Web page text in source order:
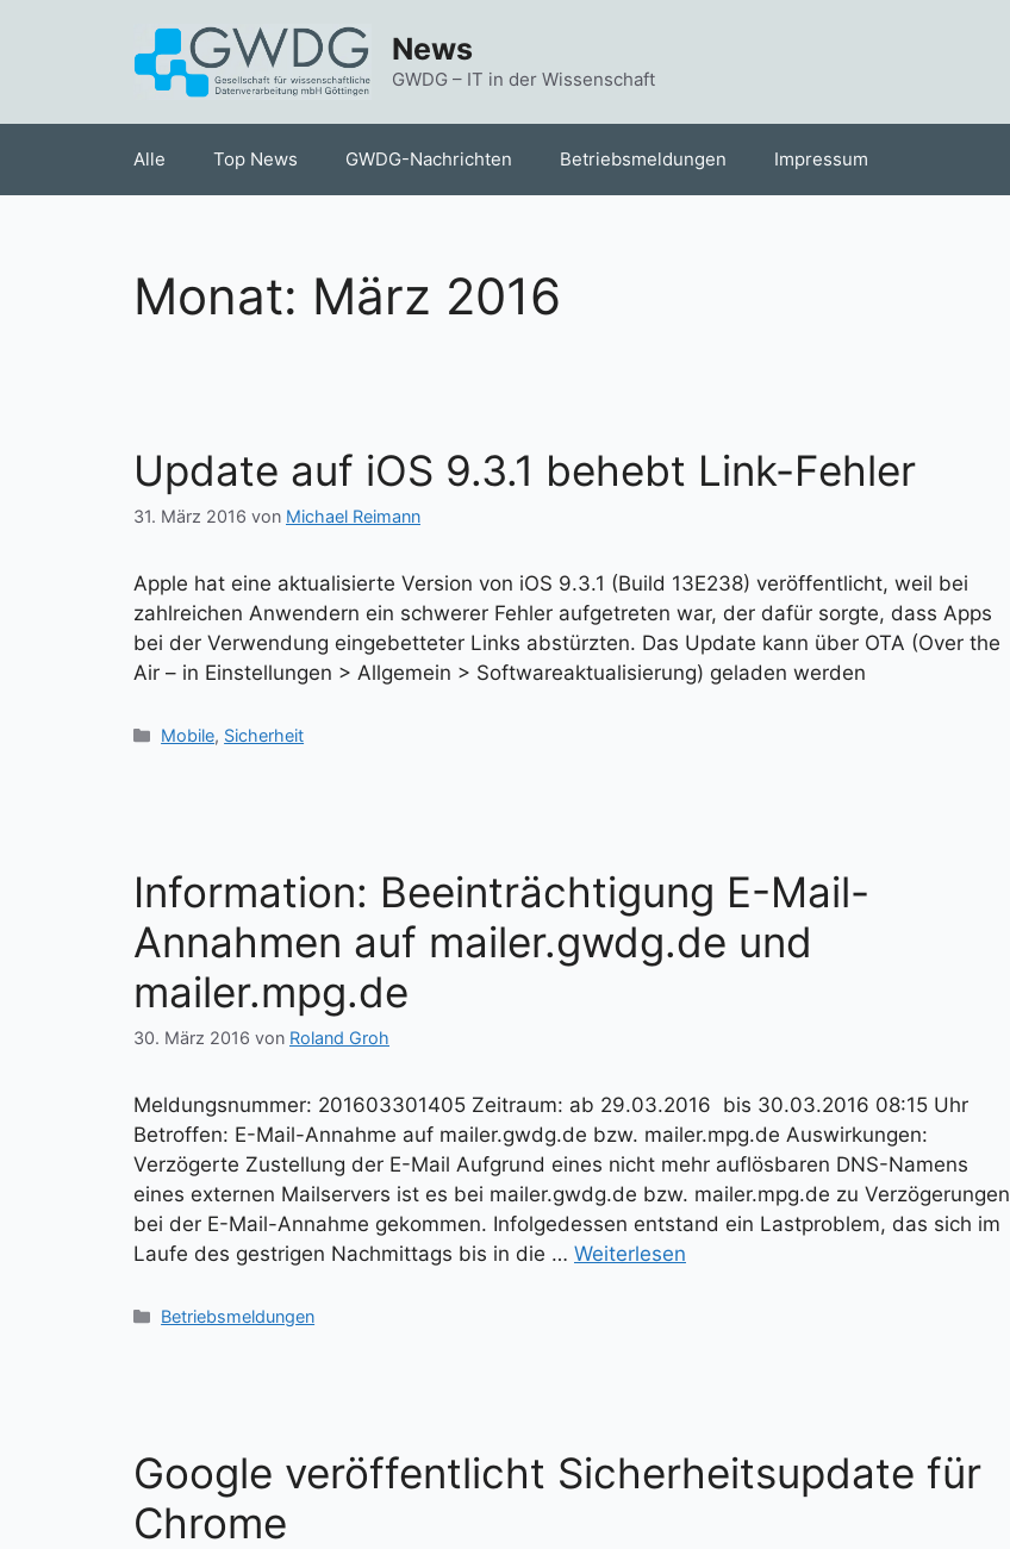
News
GWDG – IT in der Wissenschaft
Alle Top News GWDG-Nachrichten Betriebsmeldungen Impressum
Monat: März 2016
Update auf iOS 9.3.1 behebt Link-Fehler
31. März 2016 von Michael Reimann
Apple hat eine aktualisierte Version von iOS 9.3.1 (Build 13E238) veröffentlicht, weil bei
zahlreichen Anwendern ein schwerer Fehler aufgetreten war, der dafür sorgte, dass Apps
bei der Verwendung eingebetteter Links abstürzten. Das Update kann über OTA (Over the
Air – in Einstellungen > Allgemein > Softwareaktualisierung) geladen werden
Kategorien
Mobile, Sicherheit
Information: Beeinträchtigung E-Mail-
Annahmen auf mailer.gwdg.de und
mailer.mpg.de
30. März 2016 von Roland Groh
Meldungsnummer: 201603301405 Zeitraum: ab 29.03.2016 bis 30.03.2016 08:15 Uhr
Betroffen: E-Mail-Annahme auf mailer.gwdg.de bzw. mailer.mpg.de Auswirkungen:
Verzögerte Zustellung der E-Mail Aufgrund eines nicht mehr auflösbaren DNS-Namens
eines externen Mailservers ist es bei mailer.gwdg.de bzw. mailer.mpg.de zu Verzögerungen
bei der E-Mail-Annahme gekommen. Infolgedessen entstand ein Lastproblem, das sich im
Laufe des gestrigen Nachmittags bis in die … Weiterlesen
Kategorien
Betriebsmeldungen
Google veröffentlicht Sicherheitsupdate für
Chrome